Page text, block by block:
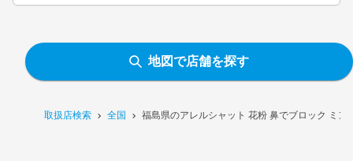
取扱店検索 全国 福島県のアレルシャット 花粉 鼻でブロック ミ
地図で店舗を探す